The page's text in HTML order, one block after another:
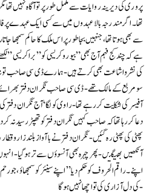
پروری کی دیرینہ روایا ت سے مکمل طور پر تو آگاہ نہیں
تھا۔ اگر مندرجہ بالا عہدوں میں سے کسی ایک عہدے پر
سے بھی ہو تا تھا ، جنہیں بجا طور پر اس ملک کا حاکم سمجھا
ہے کہ چند کج فہم آج بھی” بیورو کریسی کو ” برا کریسی”
کی نشرواشاعت بھی کرتے ہیں- ہمارے ڈی سی صاحب تو
سو مربع کے مالک تھے- ڈی سی صاحب نگران دفتر
آفیسر کی شکایت کر رہے تھا-راوی کو لگا ‘آج نگران
دعا کر رہا تھا کہ صاحب کہیں نگران دفتر کو تھپڑ رسید نہ
پھٹی کی پھٹی رہ گئیں- نگران دفتر نے با آواز بلند
آنکھیں بھیگیں-پھر چہرہ بھی آنسو ؤں سے تر ہو گیا-
اپنے ۔ راقم الحروف کو حکم دیا” اپنے سینئر کو سمجھاؤ ،جو
کی دل آزاری کی تو اچھا نہیں ہو گا-